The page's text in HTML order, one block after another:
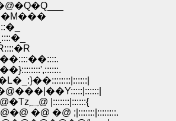
�@�@�@�@�@�@�@ |:::::|::::::{�@ �Tz� �@�@�@�Tz؁@ |:::::::|::::::{
�@ �@ ;|:::::::|::::::::.